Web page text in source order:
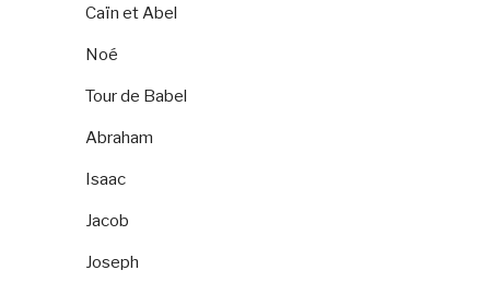
Caïn et Abel
Noé
Tour de Babel
Abraham
Isaac
Jacob
Joseph